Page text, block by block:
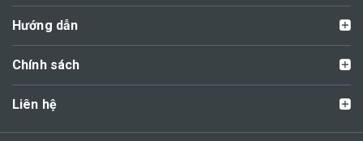
Hướng dẫn
Chính sách
Liên hệ